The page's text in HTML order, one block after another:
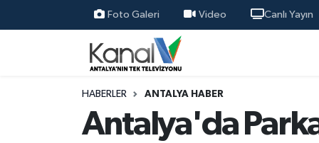
Foto Galeri Video Canlı Yayın
HABERLER ANTALYA HABER
Antalya'da
Ana Haber
Antalya Haber
Nöbetçi Eczaneler
Hava Durumu
Trafik Durumu